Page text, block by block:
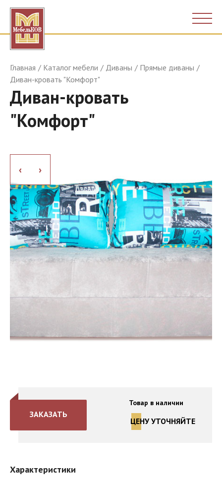
Главная Каталог мебели Диваны
Прямые диваны
Диван-кровать "Комфорт"
Диван-кровать
"Комфорт"
› ›
Товар в наличии
ЦЕНУ УТОЧНЯЙТЕ
ЗАКАЗАТЬ
Характеристики